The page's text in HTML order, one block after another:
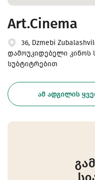
Art.Cinema
36, Dzmebi
დამოუკიდებელი კინოს
სუბტიტრებით
ᲐᲛ ᲐᲓᲒᲘᲚᲘᲡ